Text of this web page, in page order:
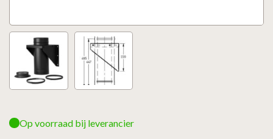
Op voorraad bij leverancier